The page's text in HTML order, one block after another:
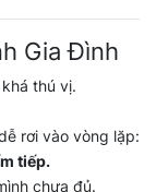
Gia Đình
thú vị.
rơi vào vòng lặp:
tiếp.
chưa đủ.